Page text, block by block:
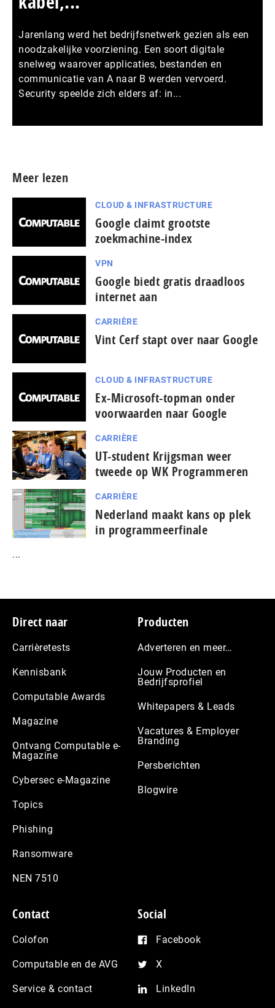
Jarenlang werd het bedrijfsnetwerk gezien als een
noodzakelijke voorziening. Een soort digitale
snelweg waarover applicaties, bestanden en
communicatie van A naar B werden vervoerd.
Security speelde zich elders af: in...
Meer lezen
CLOUD & INFRASTRUCTURE
Google claimt grootste
zoekmachine-index
VPN
Google biedt gratis draadloos
internet aan
CARRIÈRE
Vint Cerf stapt over naar Google
CLOUD & INFRASTRUCTURE
Ex-Microsoft-topman onder
voorwaarden naar Google
CARRIÈRE
UT-student Krijgsman weer
tweede op WK Programmeren
CARRIÈRE
Nederland maakt kans op plek
in programmeerfinale
...
Footer
Direct naar
Carrièretests
Kennisbank
Computable Awards
Magazine
Ontvang Computable e-
Magazine
Cybersec e-Magazine
Topics
Phishing
Ransomware
NEN 7510
Producten
Adverteren en meer…
Jouw Producten en
Bedrijfsprofiel
Whitepapers & Leads
Vacatures & Employer
Branding
Persberichten
Blogwire
Contact
Colofon
Computable en de AVG
Service & contact
Social
Facebook
X
LinkedIn